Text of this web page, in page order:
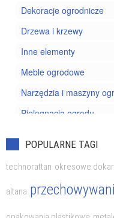
Dekoracje ogrodnicze
Drzewa i krzewy
Inne elementy
Meble ogrodowe
Narzędzia i maszyny
Pielęgnacja ogrodu
Uprawa kwiatów
Uprawa owoców
POPULARNE TAGI
technorattan okresowe
altana